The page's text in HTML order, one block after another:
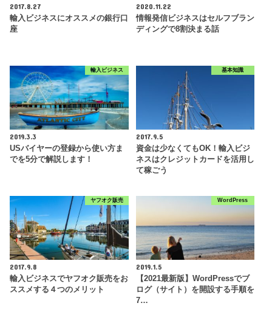
2017.8.27
輸入ビジネスにオススメの銀行口
座
2020.11.22
情報発信ビジネスはセルフブラン
ディングで8割決まる話
輸入ビジネス
2019.3.3
USバイヤーの登録から使い方ま
でを5分で解説します！
基本知識
2017.9.5
資金は少なくてもOK！輸入ビジ
ネスはクレジットカードを活用し
て稼ごう
ヤフオク販売
2017.9.8
輸入ビジネスでヤフオク販売をお
ススメする４つのメリット
WordPress
2019.1.5
【2021最新版】WordPressでブ
ログ（サイト）を開設する手順を
7…